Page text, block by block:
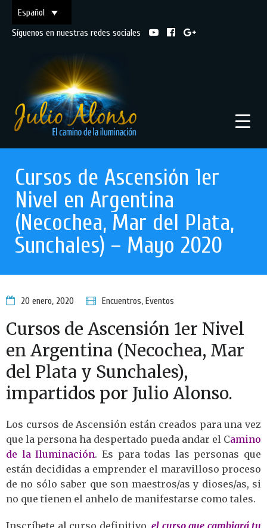
Español
Síguenos en nuestras redes sociales
Cursos de Ascensión 1er
Nivel en Argentina
(Necochea, Mar del Plata,
Sunchales) – Mayo 2020
20 enero, 2020 Encuentros, Eventos
Cursos de Ascensión 1er Nivel
en Argentina (Necochea, Mar
del Plata y Sunchales),
impartidos por Julio Alonso.
Los cursos de Ascensión están creados para una vez
que la persona ha despertado pueda andar el Camino
de la Iluminación. Es para todas las personas que
están decididas a emprender el maravilloso proceso
de no sólo saber que son maestros/as y dioses/as, si
no que tienen el anhelo de manifestarse como tales.